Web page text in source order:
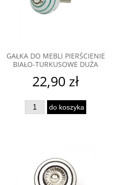
GAŁKA DO MEBLI PIERŚCIENIE
BIAŁO-TURKUSOWE DUŻA
22,90 zł
do koszyka